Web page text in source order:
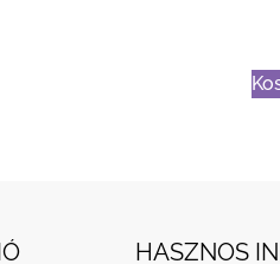
HASZNOS